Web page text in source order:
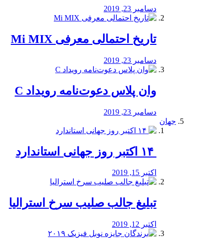
دسامبر 23, 2019
تاریخ احتمالی معرفی Mi MIX
دسامبر 23, 2019
وان پلاس دعوت‌نامه رویداد C
دسامبر 23, 2019
جهان
اکتبر 15, 2019
تبلیغ جالب صلیب سرخ استرالیا
اکتبر 12, 2019